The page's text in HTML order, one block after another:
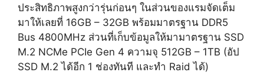
ประสิทธิภาพสูงกว่ารุ่นก่อนๆ ในส่วนของแรมจัดเต็ม
มาให้เลยที่ 16GB – 32GB พร้อมมาตรฐาน DDR5
Bus 4800MHz ส่วนที่เก็บข้อมูลให้มามาตรฐาน SSD
M.2 NCMe PCIe Gen 4 ความจุ 512GB – 1TB (อัป
SSD M.2 ได้อีก 1 ช่องทันที และทำ Raid ได้)